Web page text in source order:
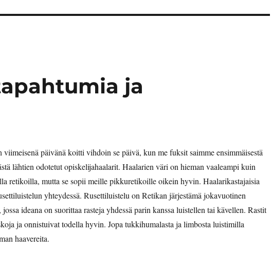
ja
päivänä koitti vihdoin se päivä, kun me fuksit saimme ensimmäisestä
lähtien odotetut opiskelijahaalarit. Haalarien väri on hieman vaaleampi kuin
retikoilla, mutta se sopii meille pikkuretikoille oikein hyvin. Haalarikastajaisia
yhteydessä. Rusettiluistelu on Retikan järjestämä jokavuotinen
jossa ideana on suorittaa rasteja yhdessä parin kanssa luistellen tai kävellen. Rastit
ja onnistuivat todella hyvin. Jopa tukkihumalasta ja limbosta luistimilla
haavereita.